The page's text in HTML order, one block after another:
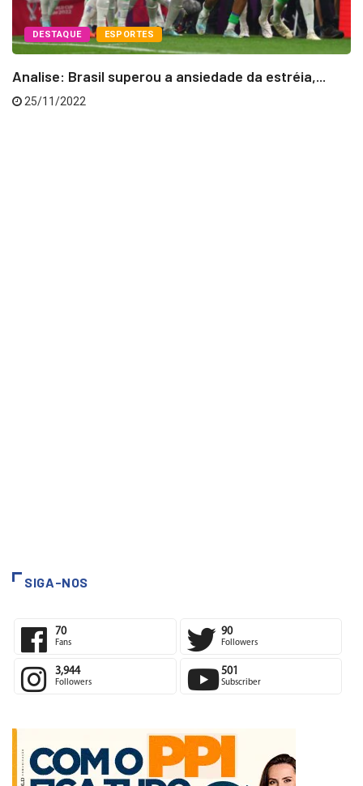
DESTAQUE ESPORTES
Analise: Brasil superou a ansiedade da estréia,...
25/11/2022
SIGA-NOS
70 90
3,944 501